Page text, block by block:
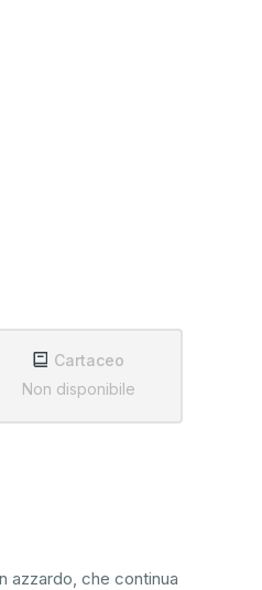
Cartaceo
Non disponibile
azzardo, che continua